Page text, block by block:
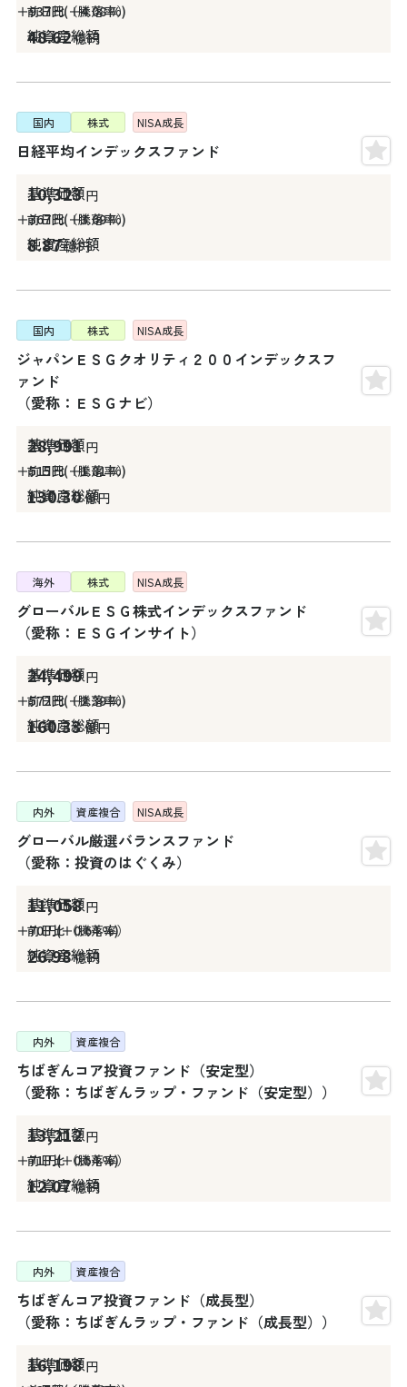
＋937円 ＋4.08%
48.62億円
国内 株式 NISA成長
日経平均インデックスファンド
10,323 円
＋367円 ＋3.69%
8.87億円
国内 株式 NISA成長
ジャパンＥＳＧクオリティ２００インデックスフ
ァンド
（愛称：ＥＳＧナビ）
28,991 円
＋515円 ＋1.81%
130.30億円
海外 株式 NISA成長
グローバルＥＳＧ株式インデックスファンド
（愛称：ＥＳＧインサイト）
24,499 円
＋572円 ＋2.39%
160.33億円
内外 資産複合 NISA成長
グローバル厳選バランスファンド
（愛称：投資のはぐくみ）
11,058 円
＋70円 ＋0.64%
26.98億円
内外 資産複合
ちばぎんコア投資ファンド（安定型）
（愛称：ちばぎんラップ・ファンド（安定型））
13,212 円
＋71円 ＋0.54%
12.07億円
内外 資産複合
ちばぎんコア投資ファンド（成長型）
（愛称：ちばぎんラップ・ファンド（成長型））
16,198 円